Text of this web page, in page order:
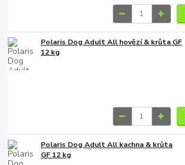
Polaris Dog Adult All hovězí & krůta GF
12 kg
Polaris Dog Adult All kachna & krůta
GF 12 kg